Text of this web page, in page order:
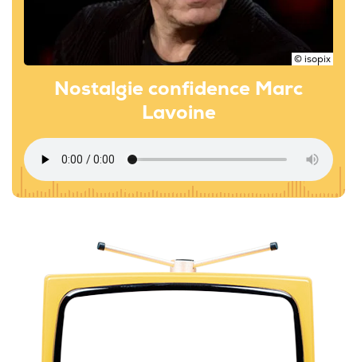
© isopix
Nostalgie confidence Marc
Lavoine